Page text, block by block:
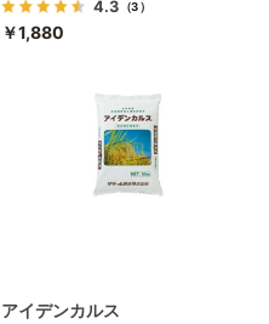
4.3 （3）
￥1,880
アイデンカルス